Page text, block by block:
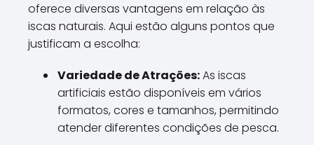
oferece diversas vantagens em relação às
iscas naturais. Aqui estão alguns pontos que
justificam a escolha:
Variedade de Atrações:As iscas
artificiais estão disponíveis em vários
formatos, cores e tamanhos, permitindo
atender diferentes condições de pesca.